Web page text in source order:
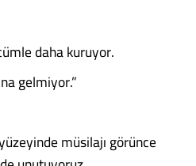
daha kuruyor.
gelmiyor.”
müsilajı görünce